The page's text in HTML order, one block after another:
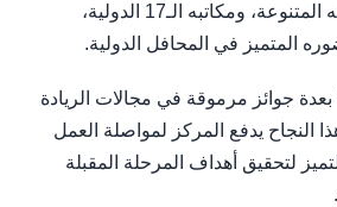
عالمياً من خلال أنشطته المتنوعة، ومكاتبه الـ17 الدولية،
المتميز في المحافل الدولية.
بعدة جوائز مرموقة في مجالات الريادة
النجاح يدفع المركز لمواصلة العمل
لتحقيق أهداف المرحلة المقبلة